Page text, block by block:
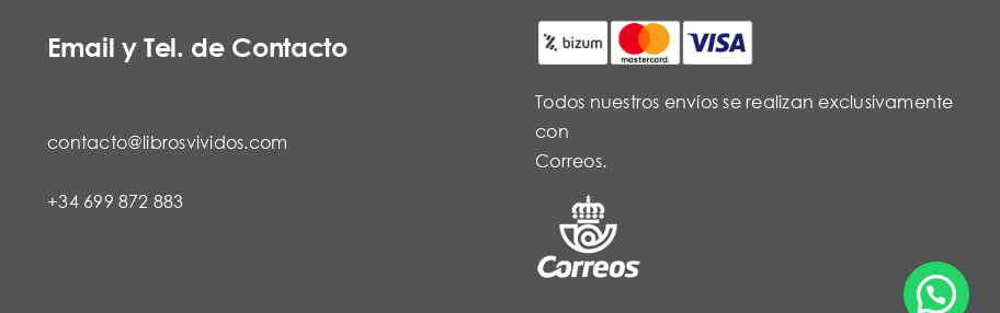
Email y Tel. de Contacto
contacto@librosvividos.com
+34 699 872 883
Todos nuestros envíos se realizan exclusivamente
con
Correos.